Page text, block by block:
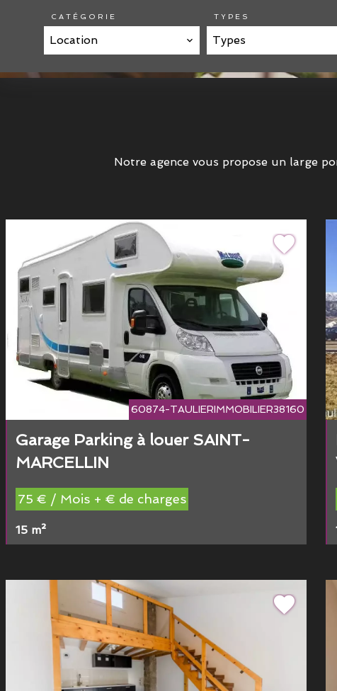
CATÉGORIE
Location
TYPES
Types
Notre agence vous propose un large
60874-TAULIERIMMOBILIER38160
Garage Parking à louer SAINT-
MARCELLIN
75 € / Mois + € de charges
15 m²